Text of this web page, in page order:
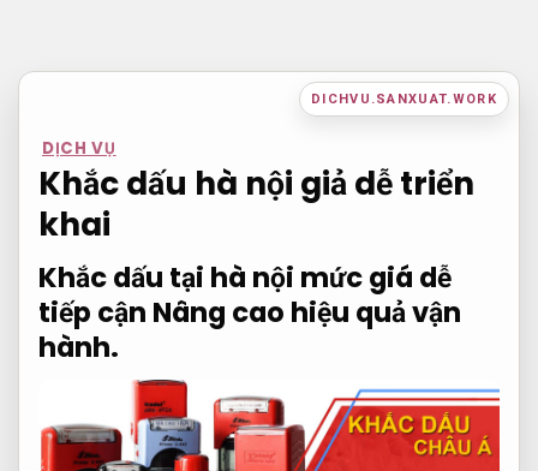
nội
DICHVU.SANXUAT.WORK
DỊCH VỤ
Khắc dấu hà nội giả dễ triển
khai
Khắc dấu tại hà nội mức giá dễ
tiếp cận Nâng cao hiệu quả vận
hành.